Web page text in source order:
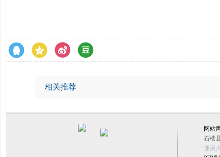
相关推荐
网站
石楼
使用